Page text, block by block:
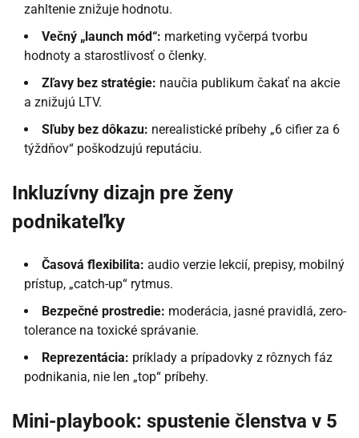
zahltenie znižuje hodnotu.
Večný „launch mód“: marketing vyčerpá tvorbu
hodnoty a starostlivosť o členky.
Zľavy bez stratégie: naučia publikum čakať na akcie
a znižujú LTV.
Sľuby bez dôkazu: nerealistické príbehy „6 cifier za 6
týždňov“ poškodzujú reputáciu.
Inkluzívny dizajn pre ženy
podnikateľky
Časová flexibilita: audio verzie lekcií, prepisy, mobilný
prístup, „catch-up“ rytmus.
Bezpečné prostredie: moderácia, jasné pravidlá, zero-
tolerance na toxické správanie.
Reprezentácia: príklady a prípadovky z rôznych fáz
podnikania, nie len „top“ príbehy.
Mini-playbook: spustenie členstva v 5